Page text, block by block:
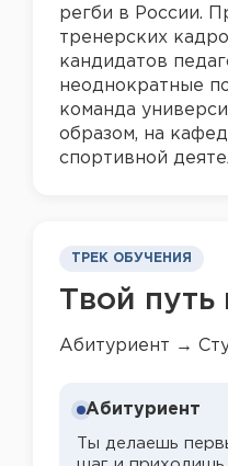
регби в России.
тренерских
кандидатов
неоднократные
команда
образом, на
спортивной
ТРЕК ОБУЧЕНИЯ
Твой
Абитуриент →
Абитуриент
Ты делаешь